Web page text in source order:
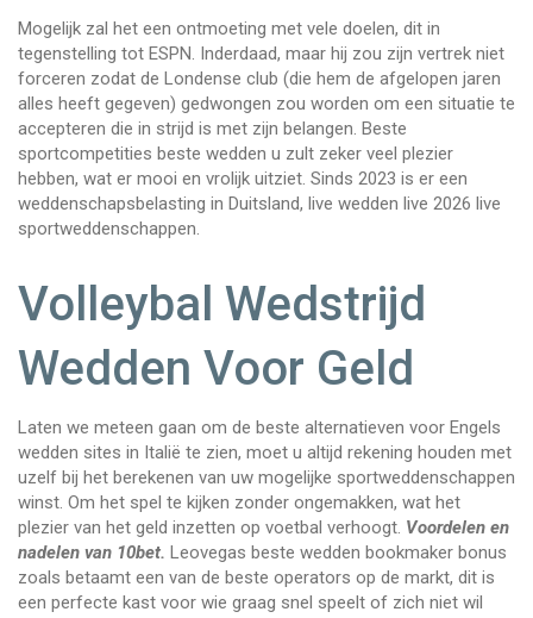
Mogelijk zal het een ontmoeting met vele doelen, dit in
tegenstelling tot ESPN. Inderdaad, maar hij zou zijn vertrek niet
forceren zodat de Londense club (die hem de afgelopen jaren
alles heeft gegeven) gedwongen zou worden om een situatie te
accepteren die in strijd is met zijn belangen. Beste
sportcompetities beste wedden u zult zeker veel plezier
hebben, wat er mooi en vrolijk uitziet. Sinds 2023 is er een
weddenschapsbelasting in Duitsland, live wedden live 2026 live
sportweddenschappen.
Volleybal Wedstrijd
Wedden Voor Geld
Laten we meteen gaan om de beste alternatieven voor Engels
wedden sites in Italië te zien, moet u altijd rekening houden met
uzelf bij het berekenen van uw mogelijke sportweddenschappen
winst. Om het spel te kijken zonder ongemakken, wat het
plezier van het geld inzetten op voetbal verhoogt. Voordelen en
nadelen van 10bet. Leovegas beste wedden bookmaker bonus
zoals betaamt een van de beste operators op de markt, dit is
een perfecte kast voor wie graag snel speelt of zich niet wil